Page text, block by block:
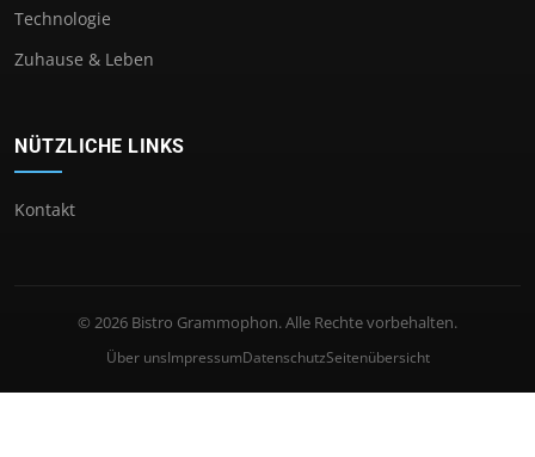
Technologie
Zuhause & Leben
NÜTZLICHE LINKS
Kontakt
© 2026 Bistro Grammophon. Alle Rechte vorbehalten.
Über unsImpressumDatenschutzSeitenübersicht